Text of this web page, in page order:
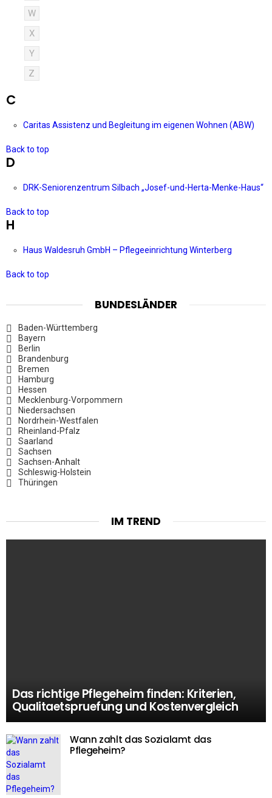
W
X
Y
Z
C
Caritas Assistenz und Begleitung im eigenen Wohnen (ABW)
Back to top
D
DRK-Seniorenzentrum Silbach „Josef-und-Herta-Menke-Haus“
Back to top
H
Haus Waldesruh GmbH – Pflegeeinrichtung Winterberg
Back to top
BUNDESLÄNDER
Baden-Württemberg
Bayern
Berlin
Brandenburg
Bremen
Hamburg
Hessen
Mecklenburg-Vorpommern
Niedersachsen
Nordrhein-Westfalen
Rheinland-Pfalz
Saarland
Sachsen
Sachsen-Anhalt
Schleswig-Holstein
Thüringen
IM TREND
Das richtige Pflegeheim finden: Kriterien,
Qualitaetspruefung und Kostenvergleich
Wann zahlt das Sozialamt das
Pflegeheim?